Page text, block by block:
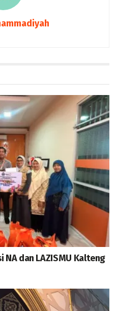
NA dan LAZISMU Kalteng